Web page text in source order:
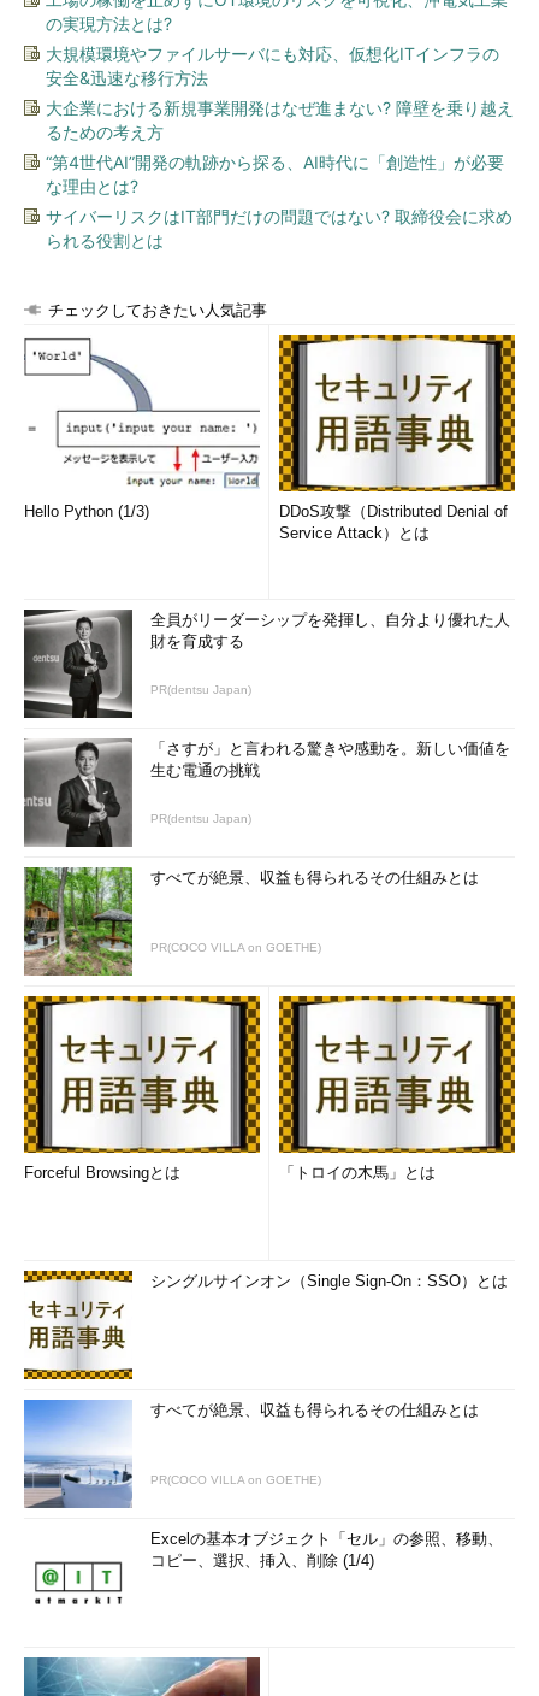
の実現方法とは?
大規模環境やファイルサーバにも対応、仮想化ITインフラの
安全&迅速な移行方法
大企業における新規事業開発はなぜ進まない? 障壁を乗り越え
るための考え方
“第4世代AI”開発の軌跡から探る、AI時代に「創造性」が必要
な理由とは?
サイバーリスクはIT部門だけの問題ではない? 取締役会に求め
られる役割とは
チェックしておきたい人気記事
Hello Python (1/3)
DDoS攻撃（Distributed Denial of
Service Attack）とは
全員がリーダーシップを発揮し、自分より優れた人
財を育成する
PR(dentsu Japan)
「さすが」と言われる驚きや感動を。新しい価値を
生む電通の挑戦
PR(dentsu Japan)
すべてが絶景、収益も得られるその仕組みとは
PR(COCO VILLA on GOETHE)
Forceful Browsingとは 「トロイの木馬」とは
シングルサインオン（Single Sign-On：SSO）とは
すべてが絶景、収益も得られるその仕組みとは
PR(COCO VILLA on GOETHE)
Excelの基本オブジェクト「セル」の参照、移動、
コピー、選択、挿入、削除 (1/4)